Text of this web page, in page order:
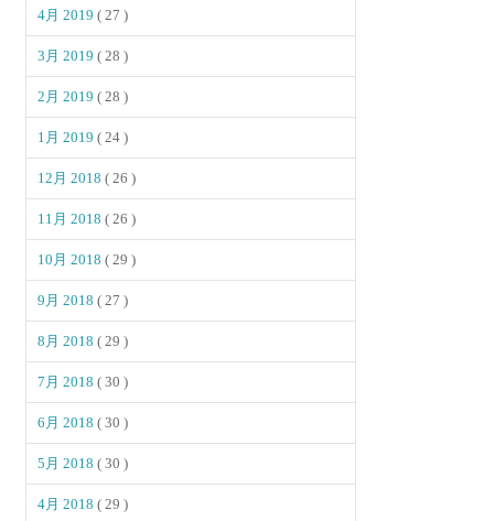
4月 2019( 27 )
3月 2019( 28 )
2月 2019( 28 )
1月 2019( 24 )
12月 2018( 26 )
11月 2018( 26 )
10月 2018( 29 )
9月 2018( 27 )
8月 2018( 29 )
7月 2018( 30 )
6月 2018( 30 )
5月 2018( 30 )
4月 2018( 29 )